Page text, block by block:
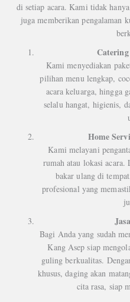
di setiap acara. Kami tidak
juga memberikan pengalaman
Kami menyediakan
pilihan menu lengkap,
acara keluarga, hingga
selalu hangat, higienis,
Home
Kami melayani
rumah atau lokasi acara.
bakar ulang di
profesional yang
Bagi Anda yang sudah
Kang Asep siap
guling berkualitas.
khusus, daging akan
cita rasa, siap